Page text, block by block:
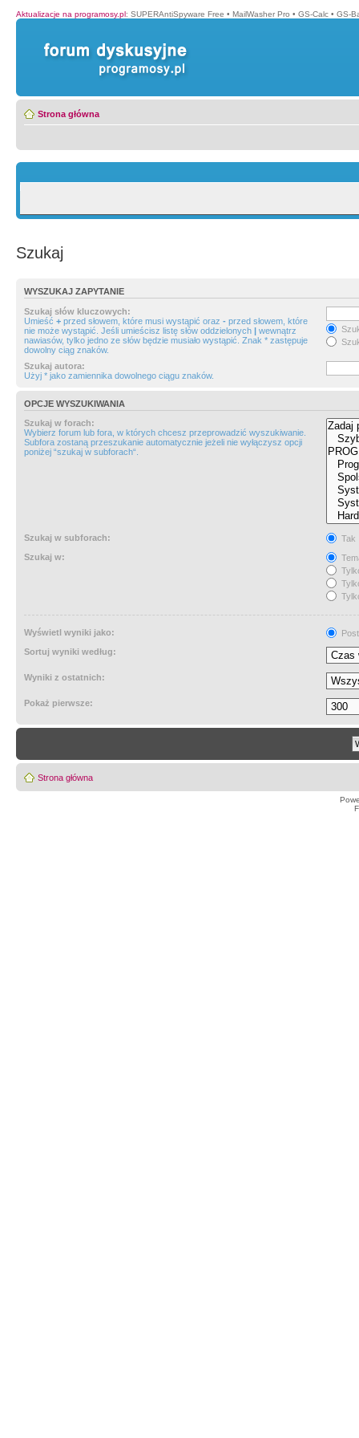
Aktualizacje na programosy.pl: SUPERAntiSpyware Free • MailWasher Pro • GS-Calc • GS-
Strona główna
Szukaj
WYSZUKAJ ZAPYTANIE
Szukaj słów kluczowych:
Umieść + przed słowem, które musi wystąpić oraz - przed słowem, które
nie może wystąpić. Jeśli umieścisz listę słów oddzielonych | wewnątrz
nawiasów, tylko jedno ze słów będzie musiało wystąpić. Znak * zastępuje
dowolny ciąg znaków.
Szukaj autora:
Użyj * jako zamiennika dowolnego ciągu znaków.
OPCJE WYSZUKIWANIA
Szukaj w forach:
Wybierz forum lub fora, w których chcesz przeprowadzić wyszukiwanie.
Subfora zostaną przeszukanie automatycznie jeżeli nie wyłączysz opcji
poniżej “szukaj w subforach“.
Szukaj w subforach:
Tak
Szukaj w:
Wyświetl wyniki jako:
Sortuj wyniki według:
Wyniki z ostatnich:
Pokaż pierwsze:
Strona główna